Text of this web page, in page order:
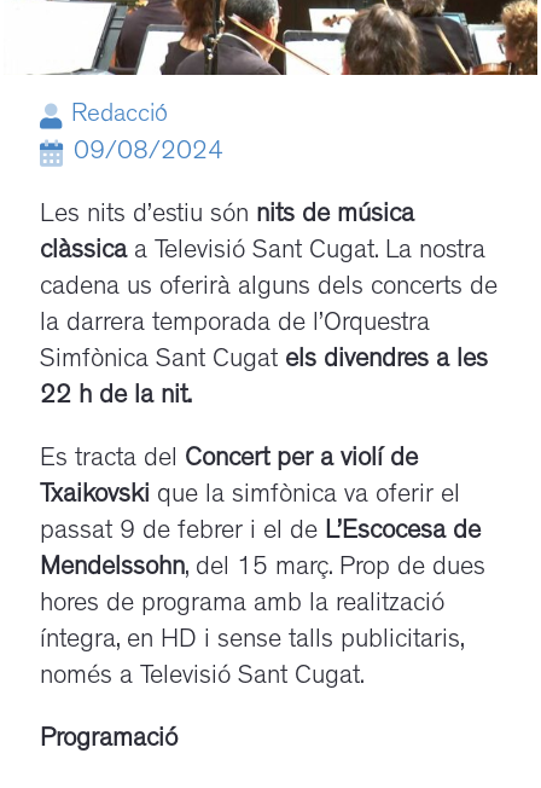
Redacció
09/08/2024
Les nits d’estiu són nits de música
clàssicaa Televisió Sant Cugat. La nostra
cadena us oferirà alguns dels concerts de
la darrera temporada de l’Orquestra
Simfònica Sant Cugat els divendres a les
22 h de la nit.
Es tracta del Concert per a violí de
Txaikovski que la simfònica va oferir el
passat 9 de febrer i el de L’Escocesa de
Mendelssohn, del 15 març. Prop de dues
hores de programa amb la realització
íntegra, en HD i sense talls publicitaris,
només a Televisió Sant Cugat.
Programació